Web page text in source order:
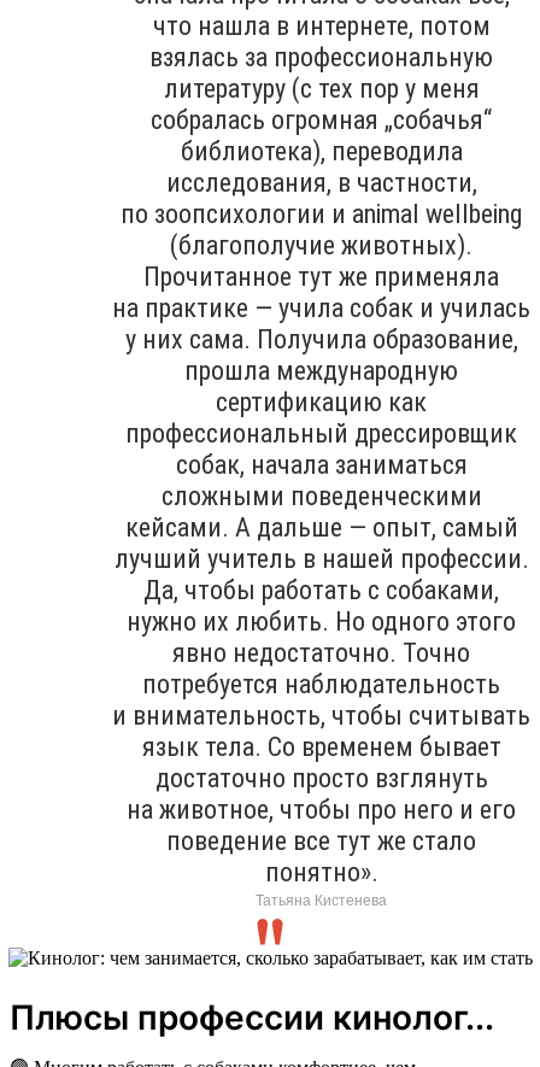
что нашла в интернете, потом
взялась за профессиональную
литературу (с тех пор у меня
собралась огромная „собачья“
библиотека), переводила
исследования, в частности,
по зоопсихологии и animal wellbeing
(благополучие животных).
Прочитанное тут же применяла
на практике — учила собак и училась
у них сама. Получила образование,
прошла международную
сертификацию как
профессиональный дрессировщик
собак, начала заниматься
сложными поведенческими
кейсами. А дальше — опыт, самый
лучший учитель в нашей профессии.
Да, чтобы работать с собаками,
нужно их любить. Но одного этого
явно недостаточно. Точно
потребуется наблюдательность
и внимательность, чтобы считывать
язык тела. Со временем бывает
достаточно просто взглянуть
на животное, чтобы про него и его
поведение все тут же стало
понятно».
Татьяна Кистенева
Плюсы профессии кинолог...